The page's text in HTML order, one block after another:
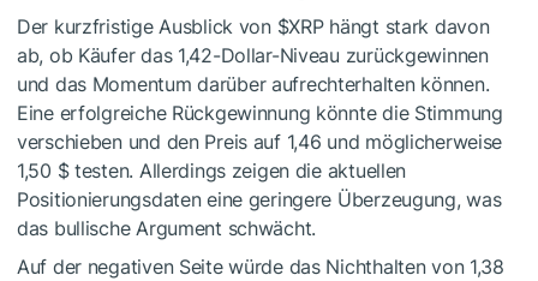
Der kurzfristige Ausblick von $XRPhängt stark davon
ab, ob Käufer das 1,42-Dollar-Niveau zurückgewinnen
und das Momentum darüber aufrechterhalten können.
Eine erfolgreiche Rückgewinnung könnte die Stimmung
verschieben und den Preis auf 1,46 und möglicherweise
1,50 $ testen. Allerdings zeigen die aktuellen
Positionierungsdaten eine geringere Überzeugung, was
das bullische Argument schwächt.
Auf der negativen Seite würde das Nichthalten von 1,38